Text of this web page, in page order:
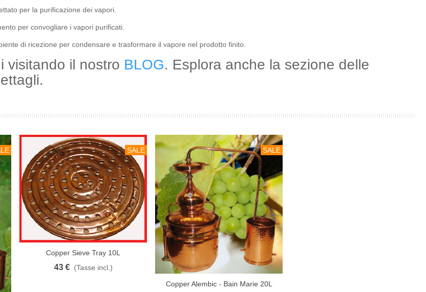
per la purificazione dei vapori
per convogliare i vapori purificati
di ricezione per condensare e trasformare il vapore nel prodotto finito
visitando il nostro BLOG. Esplora anche la sezione delle
SALE
Aggiungi Al Carrello
Copper Sieve Tray 10L
43 € (Tasse incl.)
SALE
Aggiungi Al Carrello
Copper Alembic - Bain Marie 20L